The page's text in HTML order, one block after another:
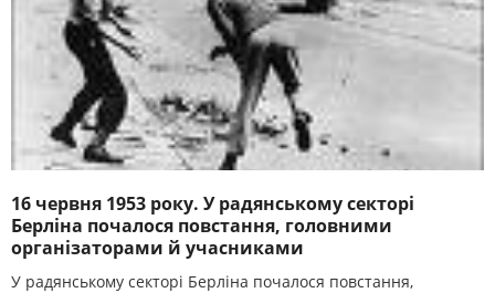
16 червня 1953 року. У радянському секторі
Берліна почалося повстання, головними
організаторами й учасниками
У радянському секторі Берліна почалося повстання,